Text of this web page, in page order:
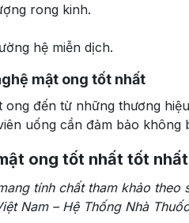
rong kinh.
hệ miễn dịch.
mật ong tốt nhất
ong đến từ những thương
uống cần đảm bảo không
ong tốt nhất tốt
tính chất tham khảo
Nam – Hệ Thống Nhà